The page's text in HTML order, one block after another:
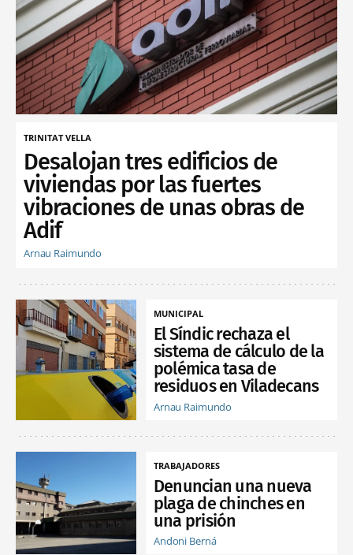
TRINITAT VELLA
Desalojan tres edificios de
viviendas por las fuertes
vibraciones de unas obras de
Adif
Arnau Raimundo
MUNICIPAL
El Síndic rechaza el
sistema de cálculo de la
polémica tasa de
residuos en Viladecans
Arnau Raimundo
TRABAJADORES
Denuncian una nueva
plaga de chinches en
una prisión
Andoni Berná